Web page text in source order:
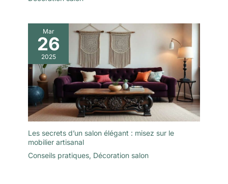
Mar
26
2025
Les secrets d’un salon élégant : misez sur le
mobilier artisanal
Conseils pratiques, Décoration salon